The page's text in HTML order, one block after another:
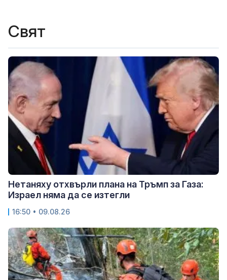
Свят
Нетаняху отхвърли плана на Тръмп за Газа:
Израел няма да се изтегли
16:50 • 09.08.26